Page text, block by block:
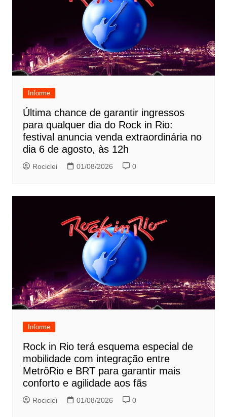
Informe
Última chance de garantir ingressos
para qualquer dia do Rock in Rio:
festival anuncia venda extraordinária no
dia 6 de agosto, às 12h
Rociclei 01/08/2026 0
Informe
Rock in Rio terá esquema especial de
mobilidade com integração entre
MetrôRio e BRT para garantir mais
conforto e agilidade aos fãs
Rociclei 01/08/2026 0